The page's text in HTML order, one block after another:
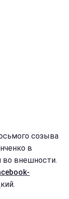
созыва
в
во внешности.